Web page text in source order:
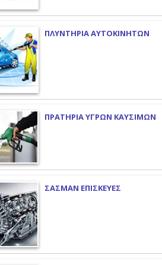
ΠΛΥΝΤΗΡΙΑ ΑΥΤΟΚΙΝΗΤΩΝ
ΠΡΑΤΗΡΙΑ ΥΓΡΩΝ ΚΑΥΣΙΜΩΝ
ΣΑΣΜΑΝ ΕΠΙΣΚΕΥΕΣ